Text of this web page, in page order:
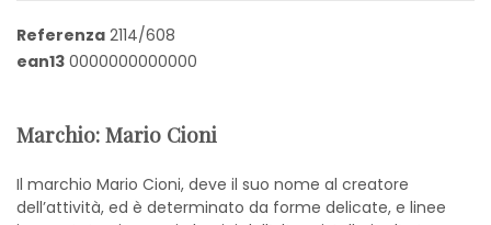
Referenza 2114/608
ean13 0000000000000
Marchio: Mario Cioni
Il marchio Mario Cioni, deve il suo nome al creatore
dell’attività, ed è determinato da forme delicate, e linee